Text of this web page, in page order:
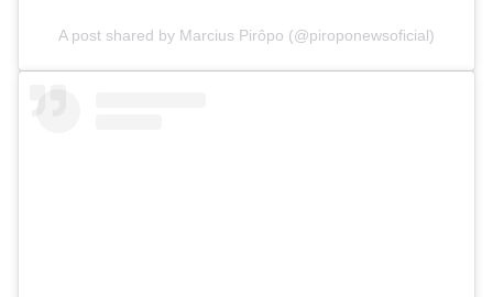
A post shared by Marcius Pirôpo (@piroponewsoficial)